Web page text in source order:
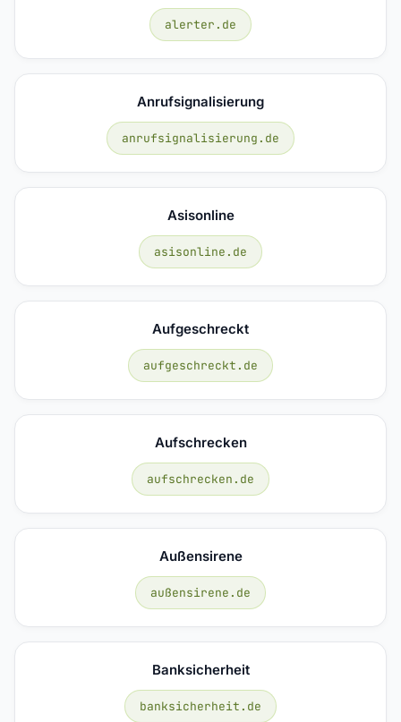
alerter.de
Anrufsignalisierung
anrufsignalisierung.de
Asisonline
asisonline.de
Aufgeschreckt
aufgeschreckt.de
Aufschrecken
aufschrecken.de
Außensirene
außensirene.de
Banksicherheit
banksicherheit.de